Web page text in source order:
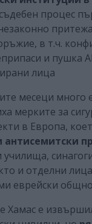
процес
в т.ч.
и пушка
лица
месеци много
мерките за
в Европа,
антисемитски
училища,
и отделни
еврейски
Хамас е